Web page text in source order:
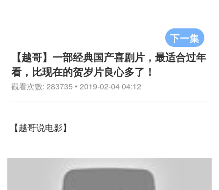
下一集
【越哥】一部经典国产喜剧片，最适合过年
看，比现在的贺岁片良心多了！
觀看次數: 283735 • 2019-02-04 04:12
【越哥说电影】